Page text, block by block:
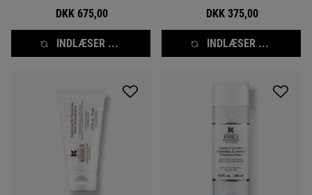
DKK 675,00
INDLÆSER ...
DKK 375,00
INDLÆSER ...